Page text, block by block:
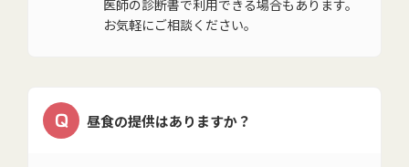
医師の診断書で利用できる場合もあります。
お気軽にご相談ください。
Q 昼食の提供はありますか？